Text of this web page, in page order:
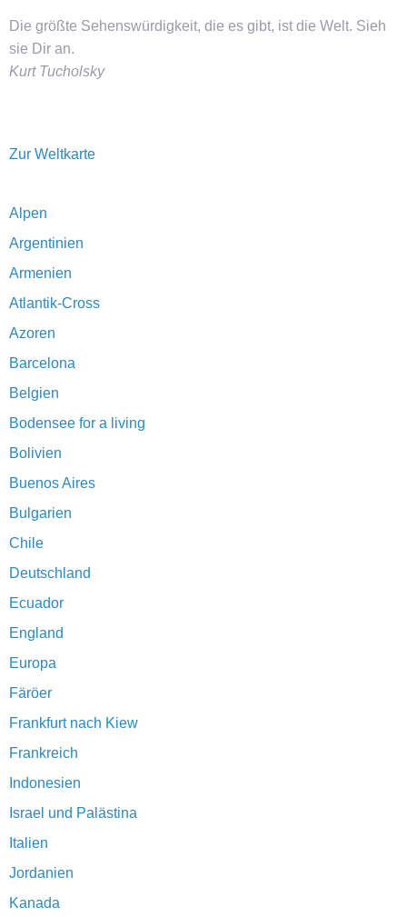
Die größte Sehenswürdigkeit, die es gibt, ist die Welt. Sieh
sie Dir an.
Kurt Tucholsky
Zur Weltkarte
Alpen
Argentinien
Armenien
Atlantik-Cross
Azoren
Barcelona
Belgien
Bodensee for a living
Bolivien
Buenos Aires
Bulgarien
Chile
Deutschland
Ecuador
England
Europa
Färöer
Frankfurt nach Kiew
Frankreich
Indonesien
Israel und Palästina
Italien
Jordanien
Kanada